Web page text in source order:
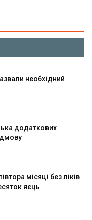
необхідний
додаткових
місяці без ліків
яєць